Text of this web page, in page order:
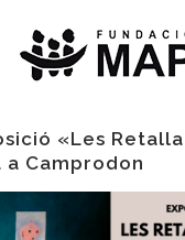
«Les
a Camprodon